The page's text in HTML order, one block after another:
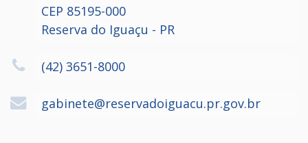
CEP 85195-000
Reserva do Iguaçu - PR
(42) 3651-8000
gabinete@reservadoiguacu.pr.gov.br